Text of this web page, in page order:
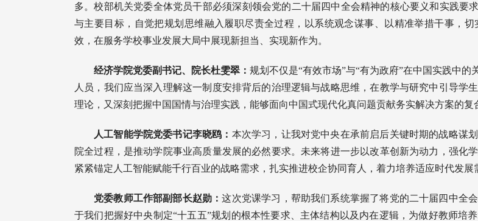
多。校部机关党委全体党员干部必须深刻领会党的二十届四中全会精神的核心要义和实践要
与主要目标，自觉把规划思维融入履职尽责全过程，以系统观念谋事、以精准举措干事，
效，在服务学校事业发展大局中展现新担当、实现新作为。
经济学院党委副书记、院长杜雯翠： 规划不仅是“有效市场”与“有为政府”在中国实践中
人员，我们应当深入理解这一制度安排背后的治理逻辑与战略思维，在教学与研究中引导学
理论，又深刻把握中国国情与治理实践，能够面向中国式现代化真问题贡献务实解决方案的复
人工智能学院党委书记李晓鸥： 本次学习，让我对党中央在承前启后关键时期的战略谋
院全过程，是推动学院事业高质量发展的必然要求。未来将进一步以改革创新为动力，强化
紧紧锚定人工智能赋能千行百业的战略需求，扎实推进校企协同育人，着力培养适应时代发展
党委教师工作部副部长赵勋：这次党课学习，帮助我们系统掌握了将党的二十届四中全
于我们把握好中央制定“十五五”规划的根本性要求、主体结构以及内在逻辑，为做好教师培